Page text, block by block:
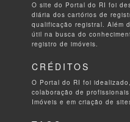
O site do Portal do RI foi
diária dos cartórios de
qualificação registral. Além
útil na busca do
registro de imóveis.
CRÉDITOS
O Portal do RI foi
colaboração de
Imóveis e em criação de